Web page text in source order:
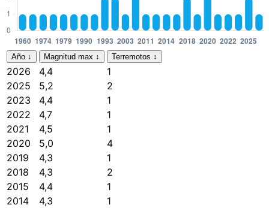
Año ↓ Magnitud max ↕ Terremotos ↕
2026 4,4
1
2025
5,2
2
2023
4,4
1
2022
4,7
1
2021
4,5
1
2020
5,0
4
2019
4,3
1
2018
4,3
2
2015
4,4
1
2014
4,3
1